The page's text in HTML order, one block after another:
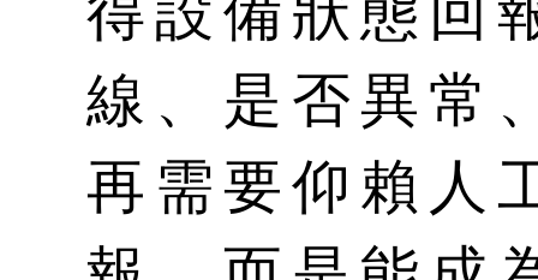
得設備狀態回
線、是否異常
再需要仰賴人